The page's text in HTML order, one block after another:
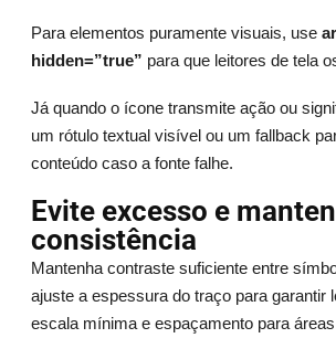
Para elementos puramente visuais, use
hidden=”true” para que leitores de tela
Já quando o ícone transmite ação ou
um rótulo textual visível ou um fallback
conteúdo caso a fonte falhe.
Evite excesso e
consistência
Mantenha contraste suficiente entre
ajuste a espessura do traço para garantir
escala mínima e espaçamento para